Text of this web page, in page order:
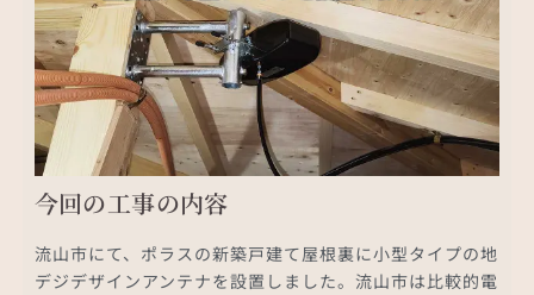
今回の工事の内容
流山市にて、ポラスの新築戸建て屋根裏に小型タイプの地
デジデザインアンテナを設置しました。流山市は比較的電